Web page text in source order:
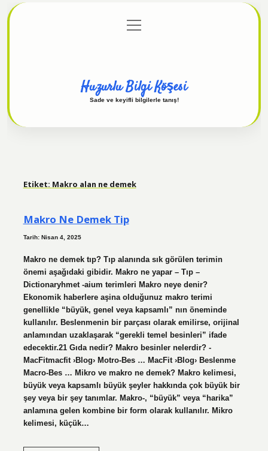
Gizlilik Politikası
menüyü
aç
Huzurlu Bilgi Köşesi
Sade ve keyifli bilgilerle tanış!
Etiket: Makro alan ne demek
Makro Ne Demek Tip
Tarih: Nisan 4, 2025
Makro ne demek tıp? Tıp alanında sık görülen terimin
önemi aşağıdaki gibidir. Makro ne yapar – Tıp –
Dictionaryhmet -aium terimleri Makro neye denir?
Ekonomik haberlere aşina olduğunuz makro terimi
genellikle “büyük, genel veya kapsamlı” nın öneminde
kullanılır. Beslenmenin bir parçası olarak emilirse, orijinal
anlamından uzaklaşarak “gerekli temel besinleri” ifade
edecektir.21 Gıda nedir? Makro besinler nelerdir? -
MacFitmacfit ›Blog› Motro-Bes … MacFit ›Blog› Beslenme
Macro-Bes … Mikro ve makro ne demek? Makro kelimesi,
büyük veya kapsamlı büyük şeyler hakkında çok büyük bir
şey veya bir şey tanımlar. Makro-, “büyük” veya “harika”
anlamına gelen kombine bir form olarak kullanılır. Mikro
kelimesi, küçük…